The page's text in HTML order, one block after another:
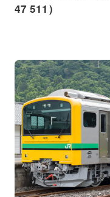
47 511）